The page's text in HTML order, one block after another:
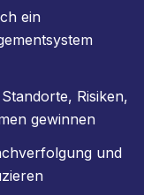
ein
Risiken,
gewinnen
und